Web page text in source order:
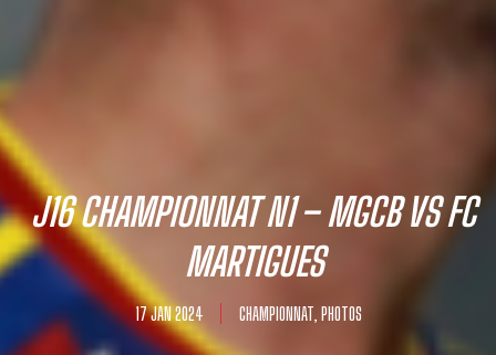
J16 CHAMPIONNAT N1 – MGCB VS FC
MARTIGUES
17 JAN 2024 CHAMPIONNAT, PHOTOS